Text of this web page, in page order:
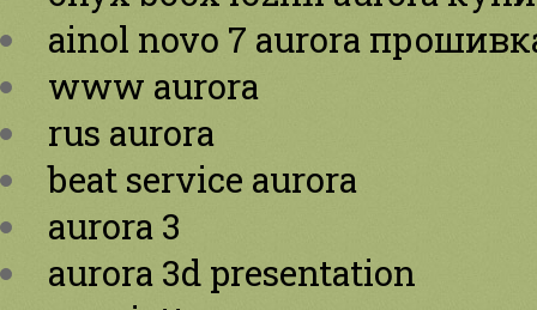
ainol novo 7 aurora
www aurora
rus aurora
beat service aurora
aurora 3
aurora 3d presentation